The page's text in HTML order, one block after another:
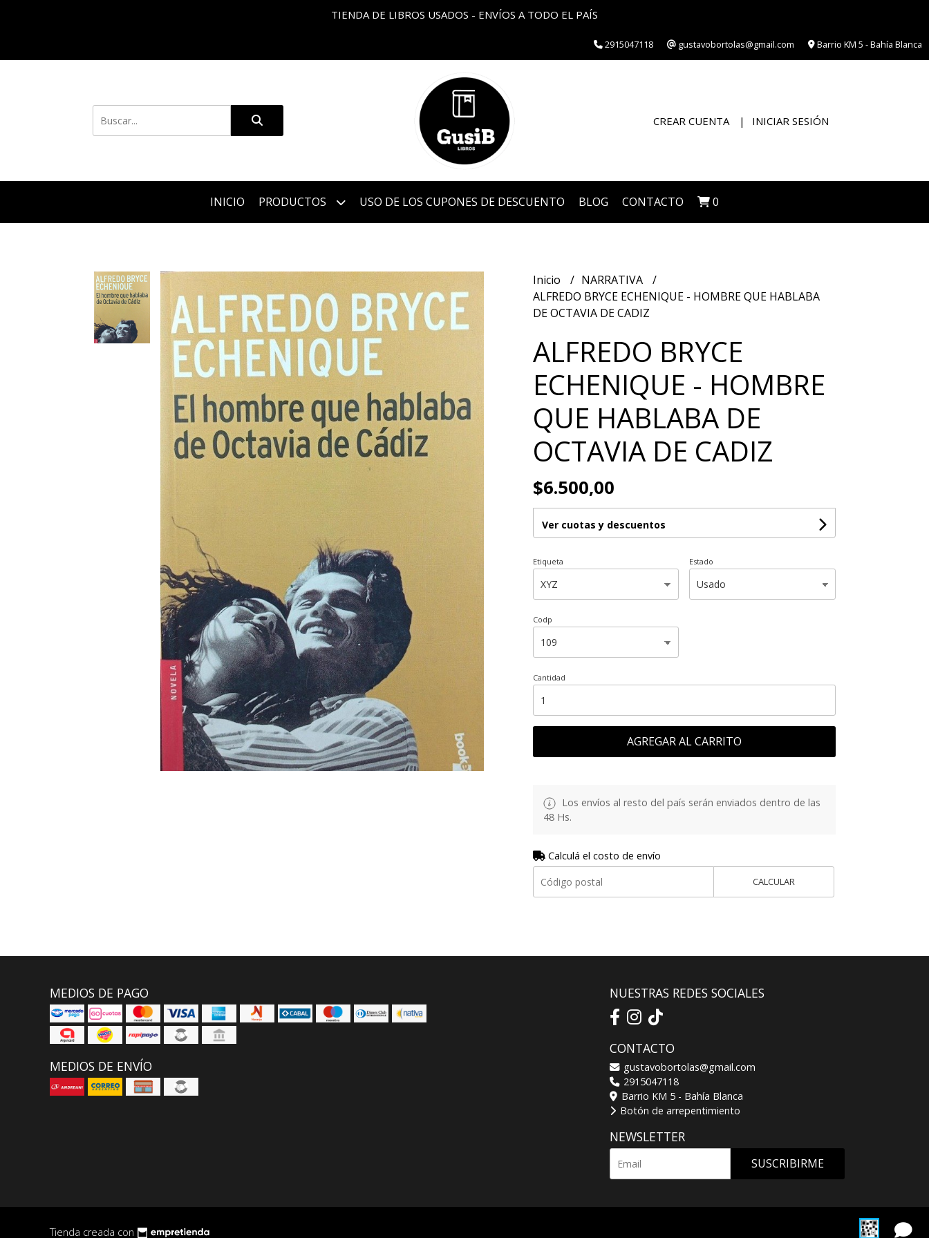
TIENDA DE LIBROS USADOS - ENVÍOS A TODO EL PAÍS
2915047118 gustavobortolas@gmail.com Barrio KM 5 - Bahía Blanca
CREAR CUENTA INICIAR SESIÓN
INICIO PRODUCTOS USO DE LOS CUPONES DE DESCUENTO BLOG CONTACTO 0
Inicio
NARRATIVA
ALFREDO BRYCE ECHENIQUE - HOMBRE QUE HABLABA
DE OCTAVIA DE CADIZ
ALFREDO BRYCE
ECHENIQUE - HOMBRE
QUE HABLABA DE
OCTAVIA DE CADIZ
$6.500,00
Ver cuotas y descuentos
Etiqueta Estado
Codp
Cantidad
AGREGAR AL CARRITO
Los envíos al resto del país serán enviados dentro de las
48 Hs.
Calculá el costo de envío
CALCULAR
MEDIOS DE PAGO
MEDIOS DE ENVÍO
NUESTRAS REDES SOCIALES
CONTACTO
gustavobortolas@gmail.com
2915047118
Barrio KM 5 - Bahía Blanca
Botón de arrepentimiento
NEWSLETTER
SUSCRIBIRME
Tienda creada con